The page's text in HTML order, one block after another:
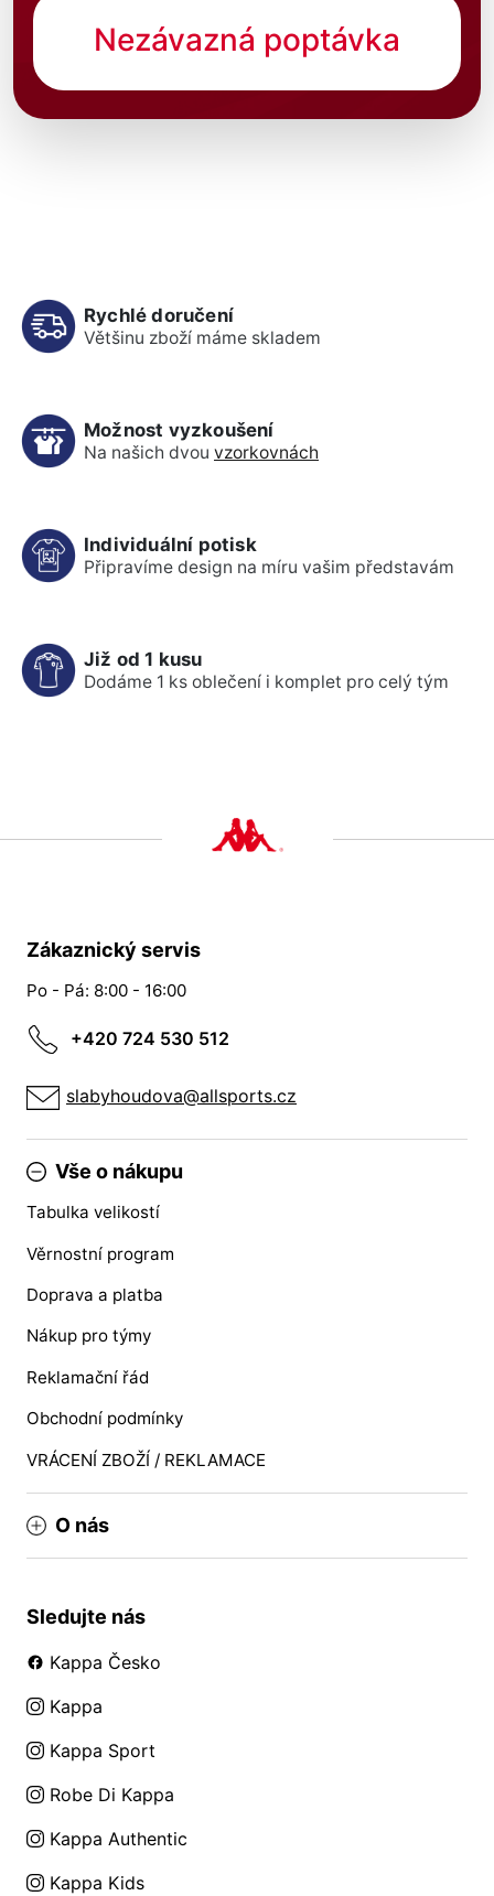
Nezávazná poptávka
Rychlé doručení
Většinu zboží máme skladem
Možnost vyzkoušení
Na našich dvou vzorkovnách
Individuální potisk
Připravíme design na míru vašim představám
Již od 1 kusu
Dodáme 1 ks oblečení i komplet pro celý tým
Zákaznický servis
Po - Pá: 8:00 - 16:00
+420 724 530 512
slabyhoudova@allsports.cz
Vše o nákupu
Tabulka velikostí
Věrnostní program
Doprava a platba
Nákup pro týmy
Reklamační řád
Obchodní podmínky
VRÁCENÍ ZBOŽÍ / REKLAMACE
O nás
Sledujte nás
Kappa Česko
Kappa
Kappa Sport
Robe Di Kappa
Kappa Authentic
Kappa Kids